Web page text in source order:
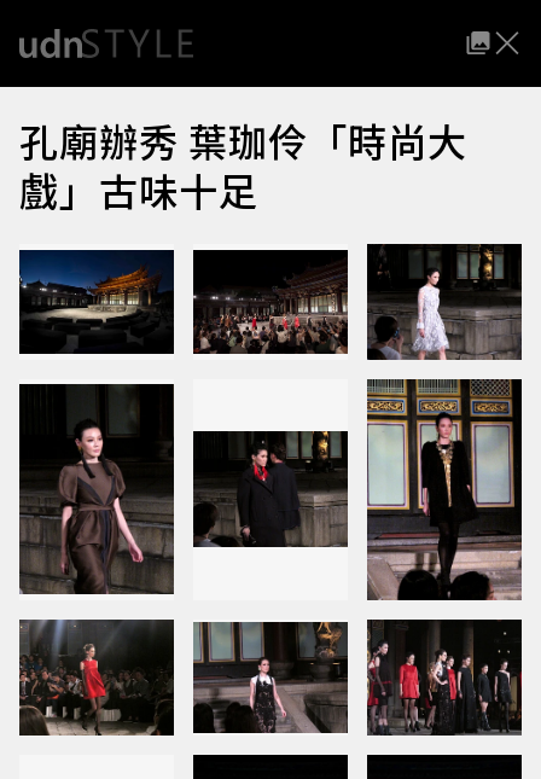
孔廟辦秀 葉珈伶「時尚大
戲」古味十足